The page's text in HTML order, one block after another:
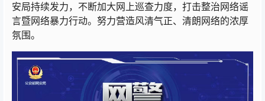
安局持续发力，不断加大网上巡查力度，打击整治网络谣
言暨网络暴力行动。努力营造风清气正、清朗网络的浓厚
氛围。